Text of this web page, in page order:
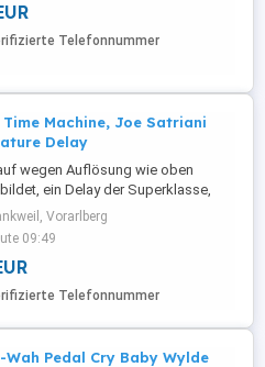
Telefonnummer
Time Machine, Joe Satriani
Delay
wegen Auflösung wie oben
ein Delay der Superklasse,
in Japan. Preis ist Fixpreis bei
Testen ist möglich, solange der
noch nicht verkauft ist
Vorarlberg
09:49
Telefonnummer
Wah Pedal Cry Baby Wylde